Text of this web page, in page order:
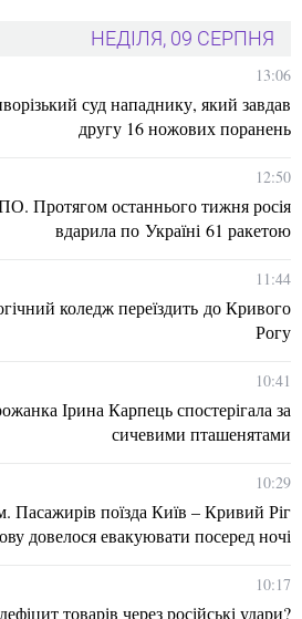
НЕДІЛЯ, 09 СЕРПНЯ
13:06
суд нападнику, який завдав
другу 16 ножових поранень
12:50
Протягом останнього тижня росія
вдарила по Україні 61 ракетою
11:44
коледж переїздить до Кривого
Рогу
10:41
Ірина Карпець спостерігала за
сичевими пташенятами
10:29
Пасажирів поїзда Київ – Кривий Ріг
довелося евакуювати посеред ночі
10:17
товарів через російські удари?